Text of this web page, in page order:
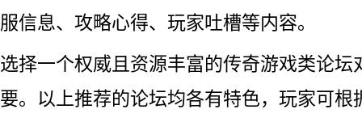
服信息、攻略心得、玩家吐槽等内容。
选择一个权威且资源丰富的传奇游戏类论坛
要。以上推荐的论坛均各有特色，玩家可根